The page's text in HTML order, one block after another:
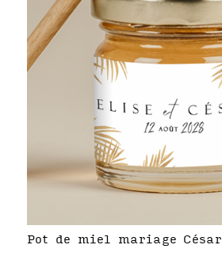
Pot de miel mariage César